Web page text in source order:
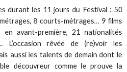
durant les 11 jours du Festival : 50
8 courts-métrages… 9 films
avant-première, 21 nationalités
L’occasion rêvée de (re)voir les
aussi les talents de demain dont le
découvreur comme le prouve la